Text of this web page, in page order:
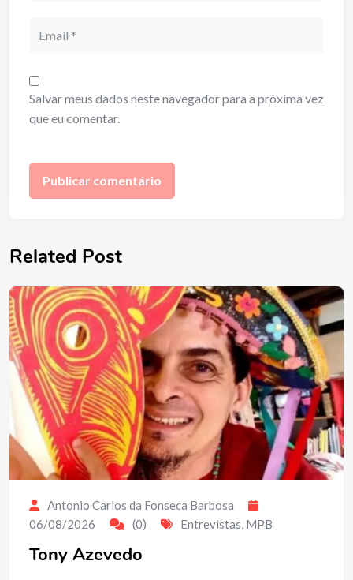
Salvar meus dados neste navegador para a próxima vez
que eu comentar.
Related Post
Antonio Carlos da Fonseca Barbosa
06/08/2026
(0) Entrevistas, MPB
Tony Azevedo